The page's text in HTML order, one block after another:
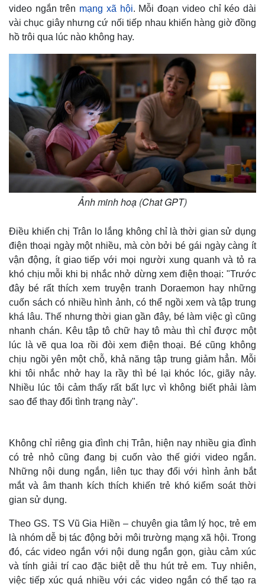
Thế giới
Quan sát
Multimedia
Video
video ngắn trên mạng xã hội. Mỗi đoạn video chỉ kéo dài
vài chục giây nhưng cứ nối tiếp nhau khiến hàng giờ đồng
hồ trôi qua lúc nào không hay.
Ảnh minh hoạ (Chat GPT)
Điều khiến chị Trân lo lắng không chỉ là thời gian sử dụng
điện thoại ngày một nhiều, mà còn bởi bé gái ngày càng ít
vận động, ít giao tiếp với mọi người xung quanh và tỏ ra
khó chịu mỗi khi bị nhắc nhở dừng xem điện thoại: "Trước
đây bé rất thích xem truyện tranh Doraemon hay những
cuốn sách có nhiều hình ảnh, có thể ngồi xem và tập trung
khá lâu. Thế nhưng thời gian gần đây, bé làm việc gì cũng
nhanh chán. Kêu tập tô chữ hay tô màu thì chỉ được một
lúc là vẽ qua loa rồi đòi xem điện thoại. Bé cũng không
chịu ngồi yên một chỗ, khả năng tập trung giảm hẳn. Mỗi
khi tôi nhắc nhở hay la rầy thì bé lại khóc lóc, giãy nảy.
Nhiều lúc tôi cảm thấy rất bất lực vì không biết phải làm
sao để thay đổi tình trạng này".
Không chỉ riêng gia đình chị Trân, hiện nay nhiều gia đình
có trẻ nhỏ cũng đang bị cuốn vào thế giới video ngắn.
Những nội dung ngắn, liên tục thay đổi với hình ảnh bắt
mắt và âm thanh kích thích khiến trẻ khó kiểm soát thời
gian sử dụng.
Theo GS. TS Vũ Gia Hiền – chuyên gia tâm lý học, trẻ em
là nhóm dễ bị tác động bởi môi trường mạng xã hội. Trong
đó, các video ngắn với nội dung ngắn gọn, giàu cảm xúc
và tính giải trí cao đặc biệt dễ thu hút trẻ em. Tuy nhiên,
việc tiếp xúc quá nhiều với các video ngắn có thể tạo ra